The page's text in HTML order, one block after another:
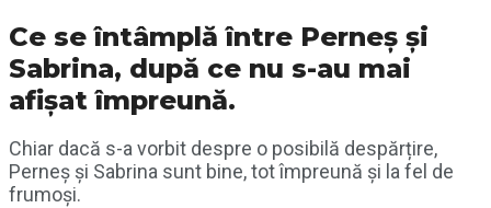
Ce se întâmplă între Perneș și
Sabrina, după ce nu s-au mai
afișat împreună.
Chiar dacă s-a vorbit despre o posibilă despărțire,
Perneș și Sabrina sunt bine, tot împreună și la fel de
frumoși.